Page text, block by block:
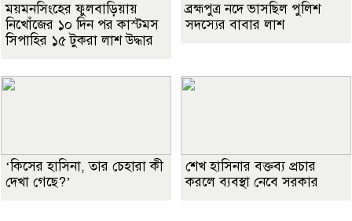
ময়মনসিংহের ফুলবাড়িয়ায়
নিখোঁজের ১০ দিন পর কাস্টমস
সিপাহির ১৫ টুকরা লাশ উদ্ধার
ব্রহ্মপুত্র নদে ভাসছিল পুলিশ
সদস্যের বাবার লাশ
‘কিসের হাসিনা, তার চেহারা কী
দেখা গেছে?’
শেখ হাসিনার বক্তব্য প্রচার
করলে ব্যবস্থা নেবে সরকার